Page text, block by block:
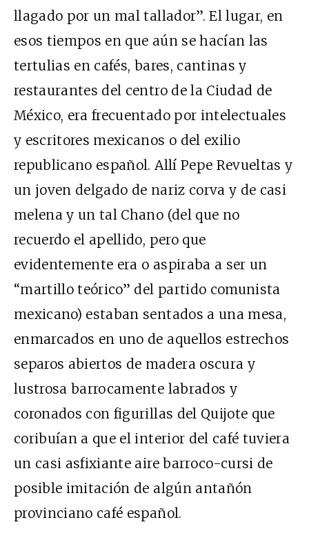
llagado por un mal tallador”. El lugar, en
esos tiempos en que aún se hacían las
tertulias en cafés, bares, cantinas y
restaurantes del centro de la Ciudad de
México, era frecuentado por intelectuales
y escritores mexicanos o del exilio
republicano español. Allí Pepe Revueltas y
un joven delgado de nariz corva y de casi
melena y un tal Chano (del que no
recuerdo el apellido, pero que
evidentemente era o aspiraba a ser un
“martillo teórico” del partido comunista
mexicano) estaban sentados a una mesa,
enmarcados en uno de aquellos estrechos
separos abiertos de madera oscura y
lustrosa barrocamente labrados y
coronados con figurillas del Quijote que
coribuían a que el interior del café tuviera
un casi asfixiante aire barroco-cursi de
posible imitación de algún antañón
provinciano café español.